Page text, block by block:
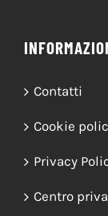
Contatti
Cookie
Privacy
Centro